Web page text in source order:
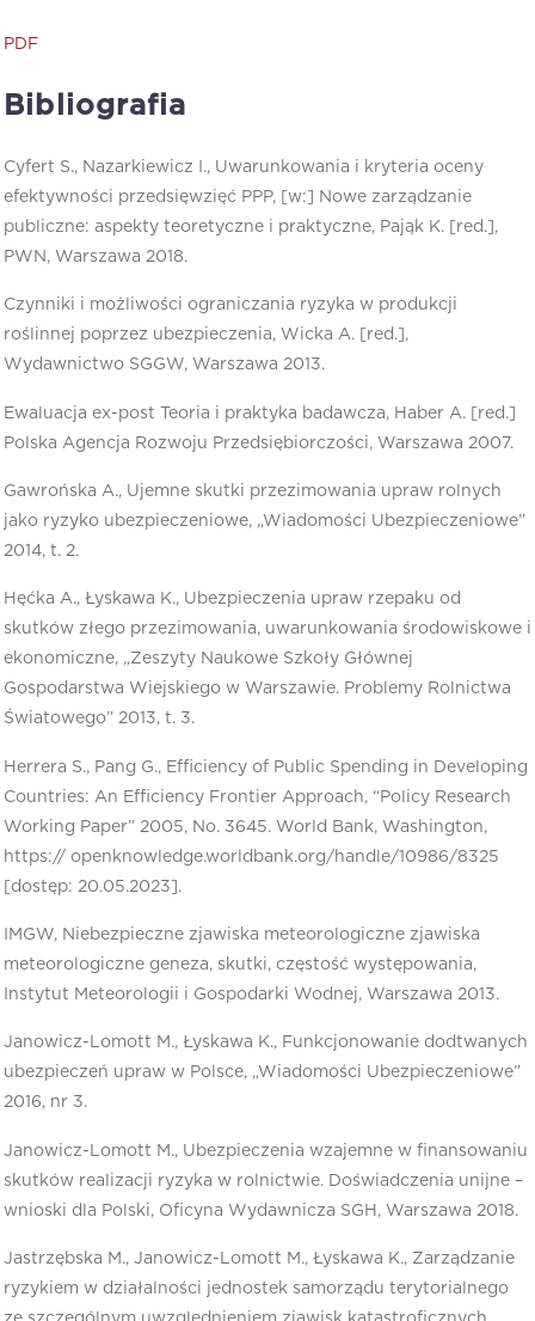
PDF
Bibliografia
Cyfert S., Nazarkiewicz I., Uwarunkowania i kryteria oceny
efektywności przedsięwzięć PPP, [w:] Nowe zarządzanie
publiczne: aspekty teoretyczne i praktyczne, Pająk K. [red.],
PWN, Warszawa 2018.
Czynniki i możliwości ograniczania ryzyka w produkcji
roślinnej poprzez ubezpieczenia, Wicka A. [red.],
Wydawnictwo SGGW, Warszawa 2013.
Ewaluacja ex-post Teoria i praktyka badawcza, Haber A. [red.]
Polska Agencja Rozwoju Przedsiębiorczości, Warszawa 2007.
Gawrońska A., Ujemne skutki przezimowania upraw rolnych
jako ryzyko ubezpieczeniowe, „Wiadomości Ubezpieczeniowe”
2014, t. 2.
Hęćka A., Łyskawa K., Ubezpieczenia upraw rzepaku od
skutków złego przezimowania, uwarunkowania środowiskowe i
ekonomiczne, „Zeszyty Naukowe Szkoły Głównej
Gospodarstwa Wiejskiego w Warszawie. Problemy Rolnictwa
Światowego” 2013, t. 3.
Herrera S., Pang G., Efficiency of Public Spending in Developing
Countries: An Efficiency Frontier Approach, “Policy Research
Working Paper” 2005, No. 3645. World Bank, Washington,
https:// openknowledge.worldbank.org/handle/10986/8325
[dostęp: 20.05.2023].
IMGW, Niebezpieczne zjawiska meteorologiczne zjawiska
meteorologiczne geneza, skutki, częstość występowania,
Instytut Meteorologii i Gospodarki Wodnej, Warszawa 2013.
Janowicz-Lomott M., Łyskawa K., Funkcjonowanie dodtwanych
ubezpieczeń upraw w Polsce, „Wiadomości Ubezpieczeniowe”
2016, nr 3.
Janowicz-Lomott M., Ubezpieczenia wzajemne w finansowaniu
skutków realizacji ryzyka w rolnictwie. Doświadczenia unijne –
wnioski dla Polski, Oficyna Wydawnicza SGH, Warszawa 2018.
Jastrzębska M., Janowicz-Lomott M., Łyskawa K., Zarządzanie
ryzykiem w działalności jednostek samorządu terytorialnego